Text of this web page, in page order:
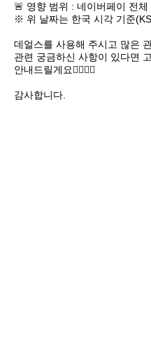
🚨 영향 범위 : 네이버페이 전
※ 위 날짜는 한국 시각 기준
데얼스를 사용해 주시고 많은
관련 궁금하신 사항이 있다면
안내드릴게요🙇‍♂️🙇‍♀️
감사합니다.